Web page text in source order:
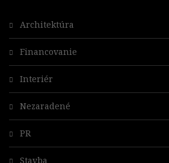
Architektúra
Financovanie
Interiér
Nezaradené
PR
Stavba